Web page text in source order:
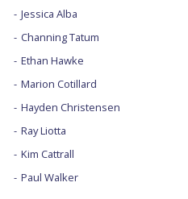
Jessica Alba
Channing Tatum
Ethan Hawke
Marion Cotillard
Hayden Christensen
Ray Liotta
Kim Cattrall
Paul Walker